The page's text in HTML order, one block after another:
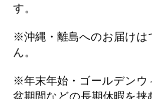
す。
※沖縄・離島へのお届けは
ん。
※年末年始・ゴールデンウ
盆期間などの長期休暇を挟